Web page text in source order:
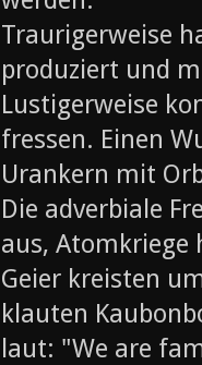
Traurigerweise
produziert und
Lustigerweise
fressen. Einen
Urankern mit
Die adverbiale
aus,
Geier kreisten
klauten
laut: "We are